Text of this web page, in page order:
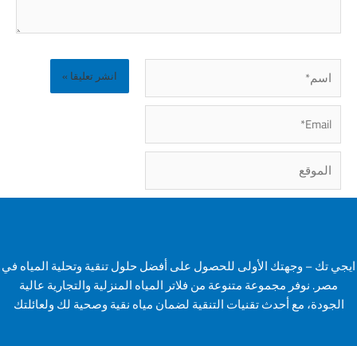
اسم*
الموقع
ايجي تك – وجهتك الأولى للحصول على أفضل حلول تنقية وتحلية المياه في
مصر. نوفر مجموعة متنوعة من فلاتر المياه المنزلية والتجارية عالية
الجودة، مع أحدث تقنيات التنقية لضمان مياه نقية وصحية لك ولعائلتك